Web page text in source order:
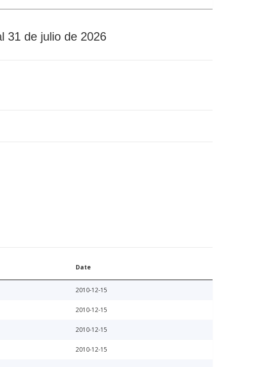
31 de julio de 2026
Date
2010-12-15
2010-12-15
2010-12-15
2010-12-15